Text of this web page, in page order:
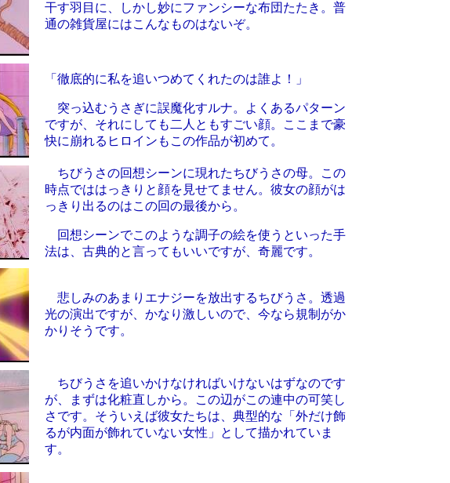
干す羽目に、しかし妙にファンシーな布団たたき。普
通の雑貨屋にはこんなものはないぞ。
「徹底的に私を追いつめてくれたのは誰よ！」
突っ込むうさぎに誤魔化すルナ。よくあるパターン
ですが、それにしても二人ともすごい顔。ここまで豪
快に崩れるヒロインもこの作品が初めて。
ちびうさの回想シーンに現れたちびうさの母。この
時点でははっきりと顔を見せてません。彼女の顔がは
っきり出るのはこの回の最後から。
回想シーンでこのような調子の絵を使うといった手
法は、古典的と言ってもいいですが、奇麗です。
悲しみのあまりエナジーを放出するちびうさ。透過
光の演出ですが、かなり激しいので、今なら規制がか
かりそうです。
ちびうさを追いかけなければいけないはずなのです
が、まずは化粧直しから。この辺がこの連中の可笑し
さです。そういえば彼女たちは、典型的な「外だけ飾
るが内面が飾れていない女性」として描かれていま
す。